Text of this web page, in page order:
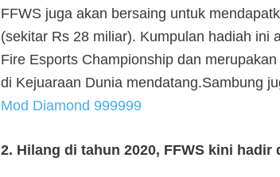
FFWS juga akan bersaing untuk
(sekitar Rs 28 miliar). Kumpulan hadiah ini
Fire Esports Championship dan
di Kejuaraan Dunia mendatang.Sambung
Mod Diamond 999999
2. Hilang di tahun 2020, FFWS kini